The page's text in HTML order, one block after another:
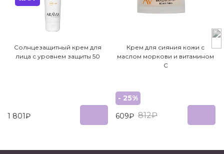
Cолнцезащитный крем для
лица с уровнем защиты 50
1 801₽
Крем для сияния кожи с
маслом моркови и витамином
C
- 25%
609₽ 812₽